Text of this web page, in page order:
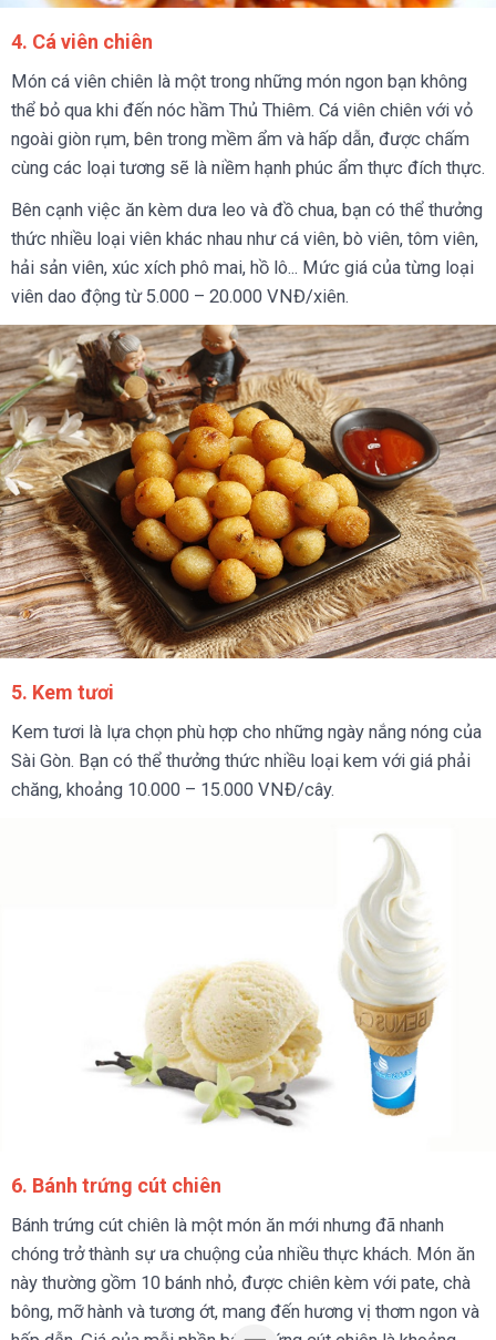
4. Cá viên chiên
Món cá viên chiên là một trong những món ngon bạn không
thể bỏ qua khi đến nóc hầm Thủ Thiêm. Cá viên chiên với vỏ
ngoài giòn rụm, bên trong mềm ẩm và hấp dẫn, được chấm
cùng các loại tương sẽ là niềm hạnh phúc ẩm thực đích thực.
Bên cạnh việc ăn kèm dưa leo và đồ chua, bạn có thể thưởng
thức nhiều loại viên khác nhau như cá viên, bò viên, tôm viên,
hải sản viên, xúc xích phô mai, hồ lô... Mức giá của từng loại
viên dao động từ 5.000 – 20.000 VNĐ/xiên.
5. Kem tươi
Kem tươi là lựa chọn phù hợp cho những ngày nắng nóng của
Sài Gòn. Bạn có thể thưởng thức nhiều loại kem với giá phải
chăng, khoảng 10.000 – 15.000 VNĐ/cây.
6. Bánh trứng cút chiên
Bánh trứng cút chiên là một món ăn mới nhưng đã nhanh
chóng trở thành sự ưa chuộng của nhiều thực khách. Món ăn
này thường gồm 10 bánh nhỏ, được chiên kèm với pate, chà
bông, mỡ hành và tương ớt, mang đến hương vị thơm ngon và